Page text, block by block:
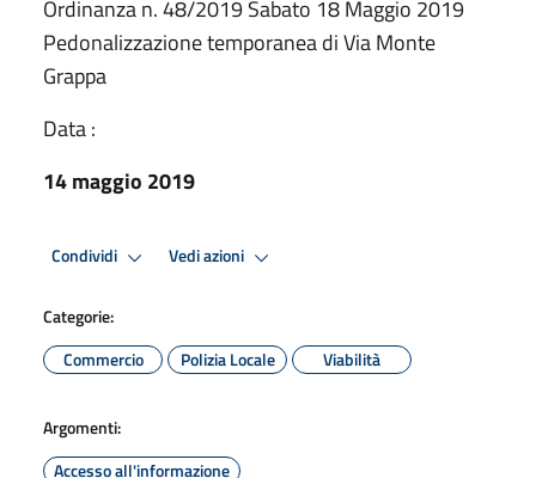
Ordinanza n. 48/2019 Sabato 18 Maggio 2019
Pedonalizzazione temporanea di Via Monte
Grappa
Data :
14 maggio 2019
Condividi Vedi azioni
Categorie:
Commercio
Polizia Locale Viabilità
Argomenti:
Accesso all'informazione